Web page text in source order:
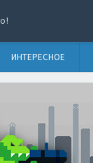
ИНТЕРЕСНОЕ